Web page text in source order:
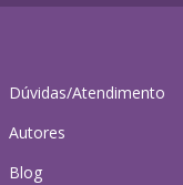
Dúvidas/Atendimento
Autores
Blog